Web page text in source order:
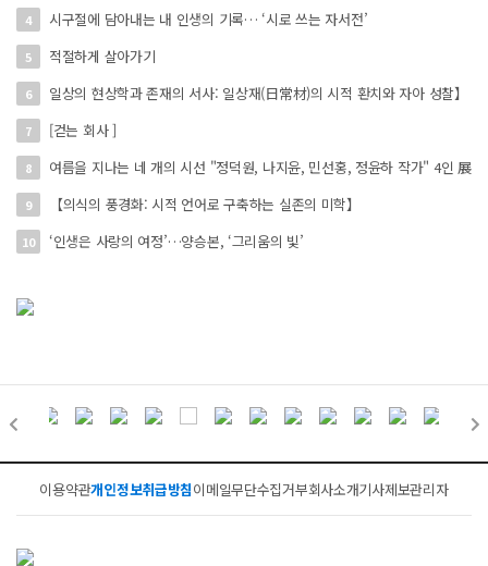
4 시구절에 담아내는 내 인생의 기록… ‘시로 쓰는 자서전’
5 적절하게 살아가기
6 일상의 현상학과 존재의 서사: 일상재(日常材)의 시적 환치와 자아 성찰】
7 [걷는 회사 ]
8 여름을 지나는 네 개의 시선 "정덕원, 나지윤, 민선홍, 정윤하 작가" 4인 展
9 【의식의 풍경화: 시적 언어로 구축하는 실존의 미학】
10 ‘인생은 사랑의 여정’…양승본, ‘그리움의 빛’
이용약관개인정보취급방침이메일무단수집거부회사소개기사제보관리자